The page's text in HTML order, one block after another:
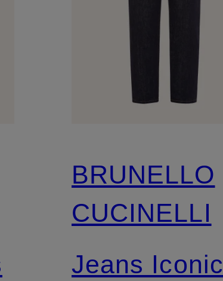
BRUNELLO
CUCINELLI
Jeans Iconic